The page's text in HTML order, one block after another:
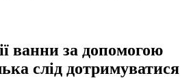
ванни за допомогою
слід дотримуватися